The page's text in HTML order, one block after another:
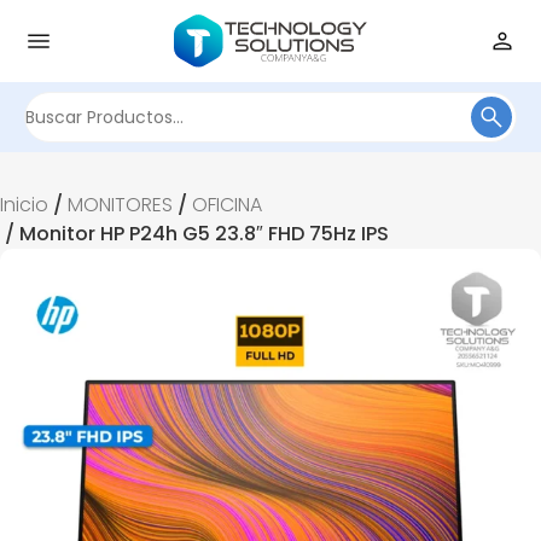
Inicio / MONITORES / OFICINA
/ Monitor HP P24h G5 23.8″ FHD 75Hz IPS